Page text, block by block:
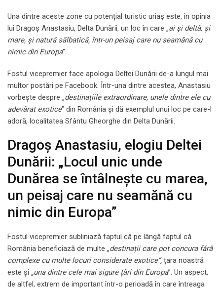
Una dintre aceste zone cu potențial turistic uriaș este, în opinia
lui Dragoș Anastasiu, Delta Dunării, un loc în care „ai și deltă, și
mare, și natură sălbatică, într-un peisaj care nu seamănă cu
nimic din Europa”.
Fostul vicepremier face apologia Deltei Dunării de-a lungul mai
multor postări pe Facebook. Într-una dintre acestea, Anastasiu
vorbește despre „destinațiile extraordinare, unele dintre ele cu
adevărat exotice” din România și dă exemplul unui loc pe care-l
adoră, localitatea Sfântu Gheorghe din Delta Dunării.
Dragoș Anastasiu, elogiu Deltei
Dunării: „Locul unic unde
Dunărea se întâlnește cu marea,
un peisaj care nu seamănă cu
nimic din Europa”
Fostul vicepremier subliniază faptul că pe lângă faptul că
România beneficiază de multe „destinații care pot concura fără
complexe cu multe locuri considerate exotice”, țara noastră
este și „una dintre cele mai sigure țări din Europa”. Un aspect,
de altfel, extrem de important într-o perioadă în care întreaga